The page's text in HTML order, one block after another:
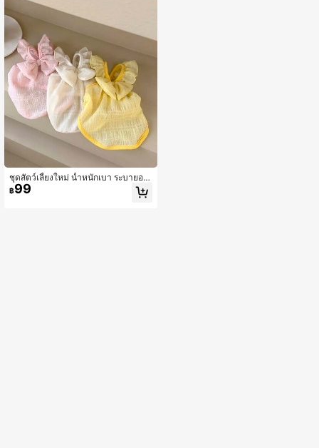
ชุดสัตว์เลี้ยงใหม่ น้ำหนักเบา ระบายอา
กาศได้ดี ชุดแขนพองสำหรับสุนัข & แม
ว เหมาะสำหรับพุดเดิ้ล บิชอน ฟริเซ่ เท็
฿99